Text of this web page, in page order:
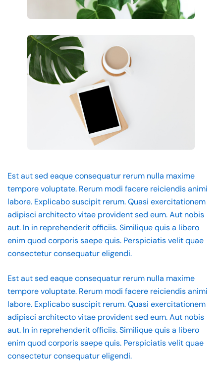
Est aut sed eaque consequatur rerum nulla maxime
tempore voluptate. Rerum modi facere reiciendis animi
labore. Explicabo suscipit rerum. Quasi exercitationem
adipisci architecto vitae provident sed eum. Aut nobis
aut. In in reprehenderit officiis. Similique quis a libero
enim quod corporis saepe quis. Perspiciatis velit quae
consectetur consequatur eligendi.
Est aut sed eaque consequatur rerum nulla maxime
tempore voluptate. Rerum modi facere reiciendis animi
labore. Explicabo suscipit rerum. Quasi exercitationem
adipisci architecto vitae provident sed eum. Aut nobis
aut. In in reprehenderit officiis. Similique quis a libero
enim quod corporis saepe quis. Perspiciatis velit quae
consectetur consequatur eligendi.